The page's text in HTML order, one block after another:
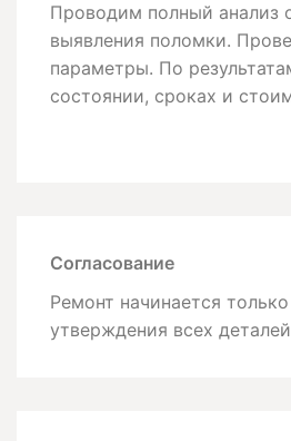
Проводим полный анализ
выявления поломки.
параметры. По
состоянии, сроках и
Согласование
Ремонт начинается
утверждения всех